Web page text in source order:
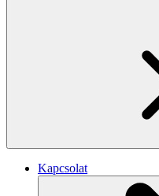
Kapcsolat